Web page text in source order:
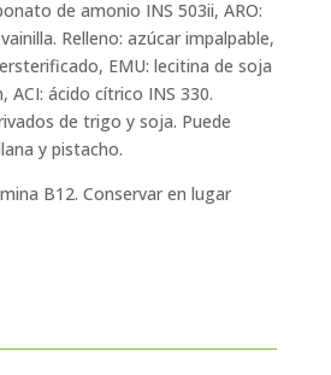
de amonio INS 503ii, ARO:
Relleno: azúcar impalpable,
EMU: lecitina de soja
ACI: ácido cítrico INS 330.
de trigo y soja. Puede
y pistacho.
B12. Conservar en lugar